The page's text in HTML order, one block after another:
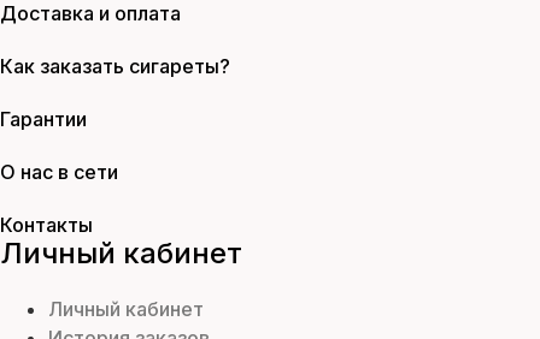
Доставка и оплата
Как заказать сигареты?
Гарантии
О нас в сети
Контакты
Личный кабинет
Личный кабинет